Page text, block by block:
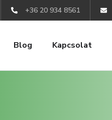
+36 20 934 8561
Blog Kapcsolat